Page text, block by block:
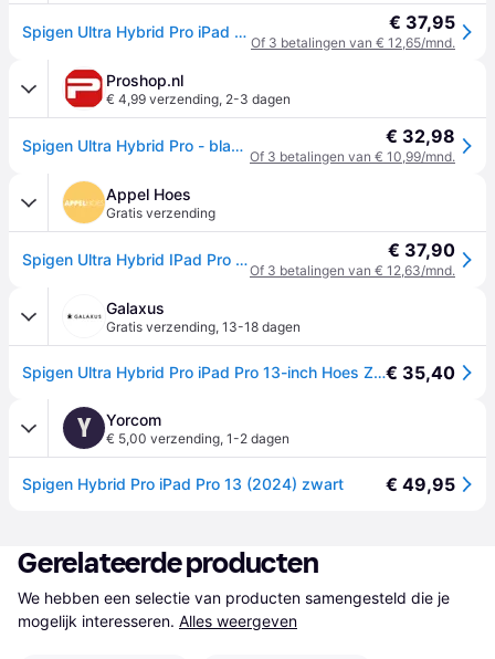
Spigen Ultra Hybrid Pro iPad Pro 13 (2024/2025) Hoes Book Case Zwart - Zwart,Transparant € 37,95
Of 3 betalingen van € 12,65/mnd.
Proshop.nl
€ 4,99 verzending, 2-3 dagen
Spigen Ultra Hybrid Pro - black - iPad Pro 13" 2024 € 32,98
Of 3 betalingen van € 10,99/mnd.
Appel Hoes
Gratis verzending
Spigen Ultra Hybrid IPad Pro 13 Inch Hoesje Zwart € 37,90
Of 3 betalingen van € 12,63/mnd.
Galaxus
Gratis verzending, 13-18 dagen
Spigen Ultra Hybrid Pro iPad Pro 13-inch Hoes Zwart (Apple iPad Pro 13 2024), Tablethoes, Zwart€ 35,40
Y Yorcom
€ 5,00 verzending, 1-2 dagen
Spigen Hybrid Pro iPad Pro 13 (2024) zwart € 49,95
Gerelateerde producten
We hebben een selectie van producten samengesteld die je
mogelijk interesseren. Alles weergeven